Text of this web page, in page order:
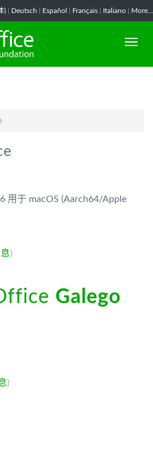
) Deutsch Español Français Italiano More...
用于 macOS (Aarch64/Apple
)
Galego
)